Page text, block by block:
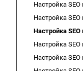
Настройка SEO
Настройка
Настройка SEO
Настройка SEO
Настройка SEO